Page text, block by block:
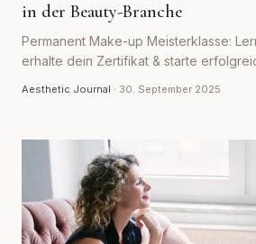
in der Beauty-Branche
Permanent Make-up Meisterklasse:
erhalte dein Zertifikat & starte
Aesthetic Journal · 30. September 2025